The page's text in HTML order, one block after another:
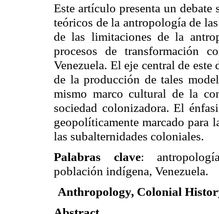
Este artículo presenta un
teóricos de la antropología de
de las limitaciones de la
procesos de transformación
Venezuela. El eje central de
de la producción de tales
mismo marco cultural de la
sociedad colonizadora. El
geopolíticamente marcado para
las subalternidades coloniales.
Palabras clave:
población indígena, Venezuela.
Anthropology, Colonial